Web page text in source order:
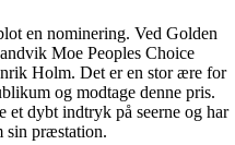
en nominering. Ved Golden
Moe Peoples Choice
Holm. Det er en stor ære for
og modtage denne pris.
et dybt indtryk på seerne og har
sin præstation.